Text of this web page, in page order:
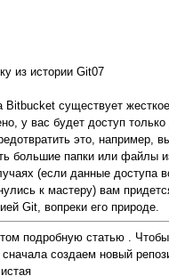
из истории Git07
Bitbucket существует
у вас будет доступ только
это, например,
большие папки или файлы
(если данные доступа
к мастеру) вам
Git, вопреки его природе.
подробную статью .
создаем новый